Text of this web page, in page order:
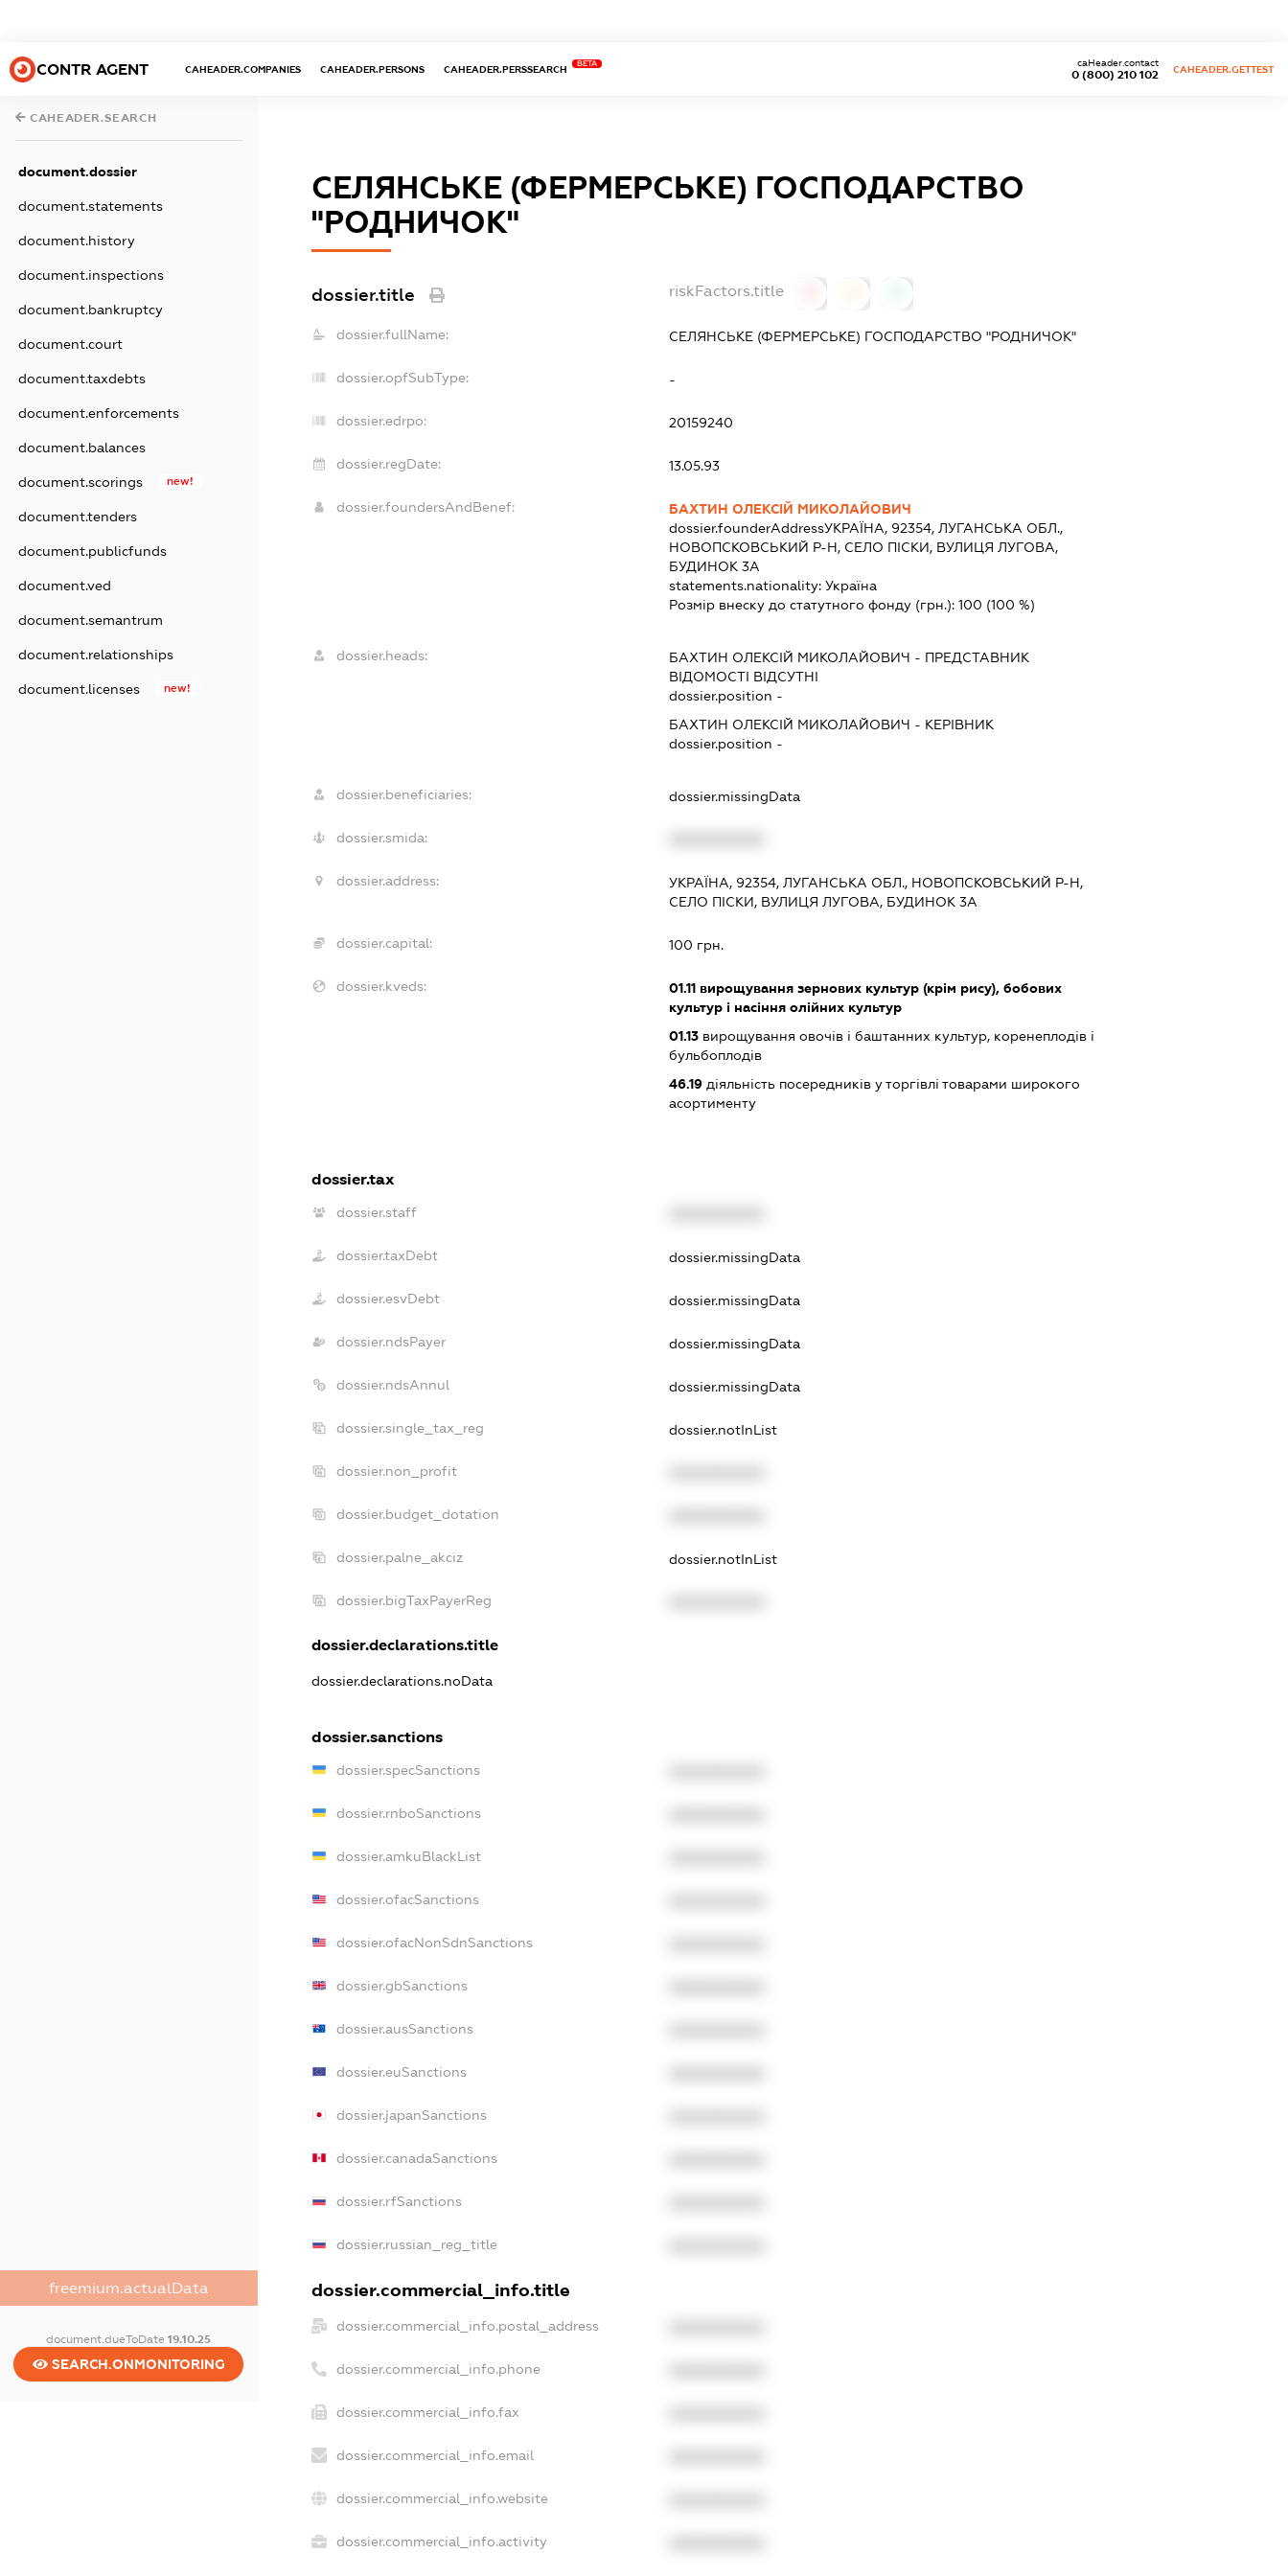
CONTR AGENT CAHEADER.COMPANIES CAHEADER.PERSONS CAHEADER.PERSSEARCH
BETA
0 (800) 210 102
caHeader.contact
CAHEADER.GETTEST
CAHEADER.SEARCH
document.dossier
document.statements
document.history
document.inspections
document.bankruptcy
document.court
document.taxdebts
document.enforcements
document.balances
document.scorings new!
document.tenders
document.publicfunds
document.ved
document.semantrum
document.relationships
document.licenses new!
freemium.actualData
document.dueToDate19.10.25
SEARCH.ONMONITORING
СЕЛЯНСЬКЕ (ФЕРМЕРСЬКЕ) ГОСПОДАРСТВО
"РОДНИЧОК"
dossier.title riskFactors.title
dossier.fullName: СЕЛЯНСЬКЕ (ФЕРМЕРСЬКЕ) ГОСПОДАРСТВО "РОДНИЧОК"
dossier.opfSubType: -
dossier.edrpo: 20159240
dossier.regDate: 13.05.93
dossier.foundersAndBenef:
БАХТИН ОЛЕКСІЙ МИКОЛАЙОВИЧ
dossier.founderAddressУКРАЇНА, 92354, ЛУГАНСЬКА ОБЛ.,
НОВОПСКОВСЬКИЙ Р-Н, СЕЛО ПІСКИ, ВУЛИЦЯ ЛУГОВА,
БУДИНОК 3А
statements.nationality: Україна
Розмір внеску до статутного фонду (грн.): 100 (100 %)
dossier.heads: БАХТИН ОЛЕКСІЙ МИКОЛАЙОВИЧ - ПРЕДСТАВНИК
ВІДОМОСТІ ВІДСУТНІ
dossier.position -
БАХТИН ОЛЕКСІЙ МИКОЛАЙОВИЧ - КЕРІВНИК
dossier.position -
dossier.beneficiaries: dossier.missingData
dossier.smida:
dossier.address:
УКРАЇНА, 92354, ЛУГАНСЬКА ОБЛ., НОВОПСКОВСЬКИЙ Р-Н,
СЕЛО ПІСКИ, ВУЛИЦЯ ЛУГОВА, БУДИНОК 3А
dossier.capital: 100 грн.
dossier.kveds: 01.11вирощування зернових культур (крім рису), бобових
культур і насіння олійних культур
01.13вирощування овочів і баштанних культур, коренеплодів і
бульбоплодів
46.19діяльність посередників у торгівлі товарами широкого
асортименту
dossier.tax
dossier.staff
dossier.taxDebt dossier.missingData
dossier.esvDebt dossier.missingData
dossier.ndsPayer dossier.missingData
dossier.ndsAnnul dossier.missingData
dossier.single_tax_reg dossier.notInList
dossier.non_profit
dossier.budget_dotation
dossier.palne_akciz dossier.notInList
dossier.bigTaxPayerReg
dossier.declarations.title
dossier.declarations.noData
dossier.sanctions
dossier.specSanctions
dossier.rnboSanctions
dossier.amkuBlackList
dossier.ofacSanctions
dossier.ofacNonSdnSanctions
dossier.gbSanctions
dossier.ausSanctions
dossier.euSanctions
dossier.japanSanctions
dossier.canadaSanctions
dossier.rfSanctions
dossier.russian_reg_title
dossier.commercial_info.title
dossier.commercial_info.postal_address
dossier.commercial_info.phone
dossier.commercial_info.fax
dossier.commercial_info.email
dossier.commercial_info.website
dossier.commercial_info.activity